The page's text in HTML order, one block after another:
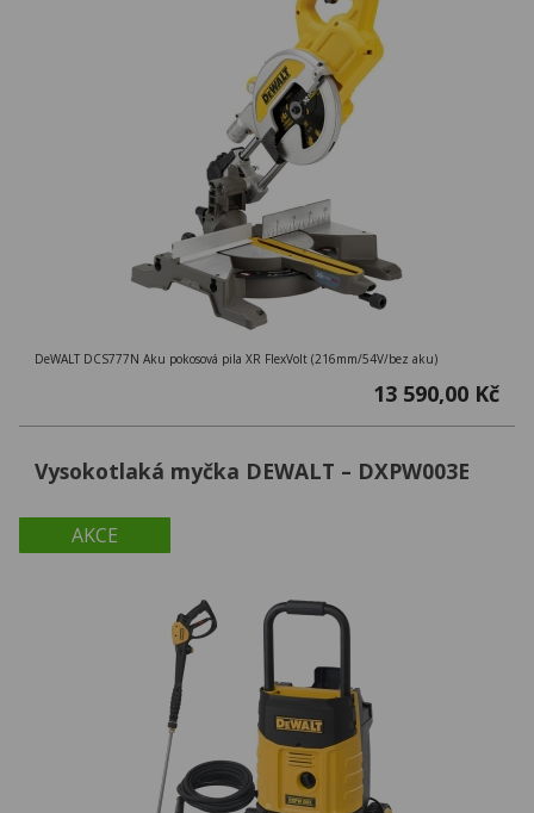
DeWALT DCS777N Aku pokosová pila XR FlexVolt (216mm/54V/bez aku)
13 590,00 Kč
AKCE
Vysokotlaká myčka DEWALT – DXPW003E